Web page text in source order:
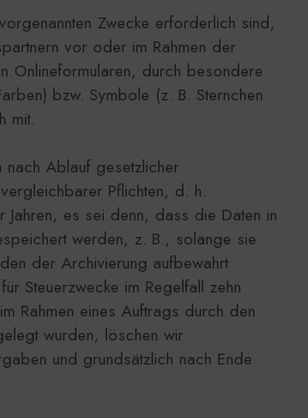
Zwecke erforderlich sind,
vor oder im Rahmen der
Onlineformularen, durch besondere
bzw. Symbole (z. B. Sternchen
mit.
Ablauf gesetzlicher
Pflichten, d. h.
Jahren, es sei denn, dass die Daten in
werden, z. B., solange sie
der Archivierung aufbewahrt
Steuerzwecke im Regelfall zehn
Rahmen eines Auftrags durch den
wurden, löschen wir
und grundsätzlich nach Ende